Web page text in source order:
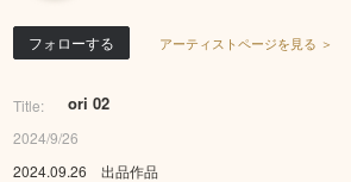
フォローする アーティストページを見る ＞
Title: ori 02
2024/9/26
2024.09.26 出品作品